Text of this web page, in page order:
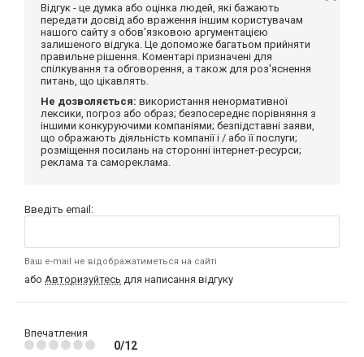
Відгук - це думка або оцінка людей, які бажають
передати досвід або враження іншим користувачам
нашого сайту з обов'язковою аргументацією
залишеного відгука. Це допоможе багатьом прийняти
правильне рішення. Коментарі призначені для
спілкування та обговорення, а також для роз'яснення
питань, що цікавлять.
Не дозволяється: використання ненормативної
лексики, погроз або образ; безпосереднє порівняння з
іншими конкуруючими компаніями; безпідставні заяви,
що ображають діяльність компанії і / або її послуги;
розміщення посилань на сторонні інтернет-ресурси;
реклама та самореклама.
Введіть email:
Ваш e-mail не відображатиметься на сайті
або Авторизуйтесь для написання відгуку
Впечатления
0/12